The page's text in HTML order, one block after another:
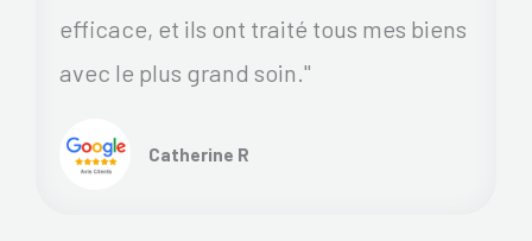
efficace, et ils ont traité tous mes biens
avec le plus grand soin."
Catherine R